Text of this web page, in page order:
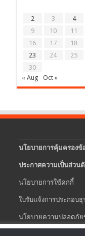
2
3 4
9
10 11
16
17 18
23
24 25
30
« Aug
Oct »
นโยบายการคุ้มครอง
ประกาศความเป็นส่วน
นโยบายการใช้คกกี้
ใบรับแจ้งการประกอบ
นโยบายความปลอดภั